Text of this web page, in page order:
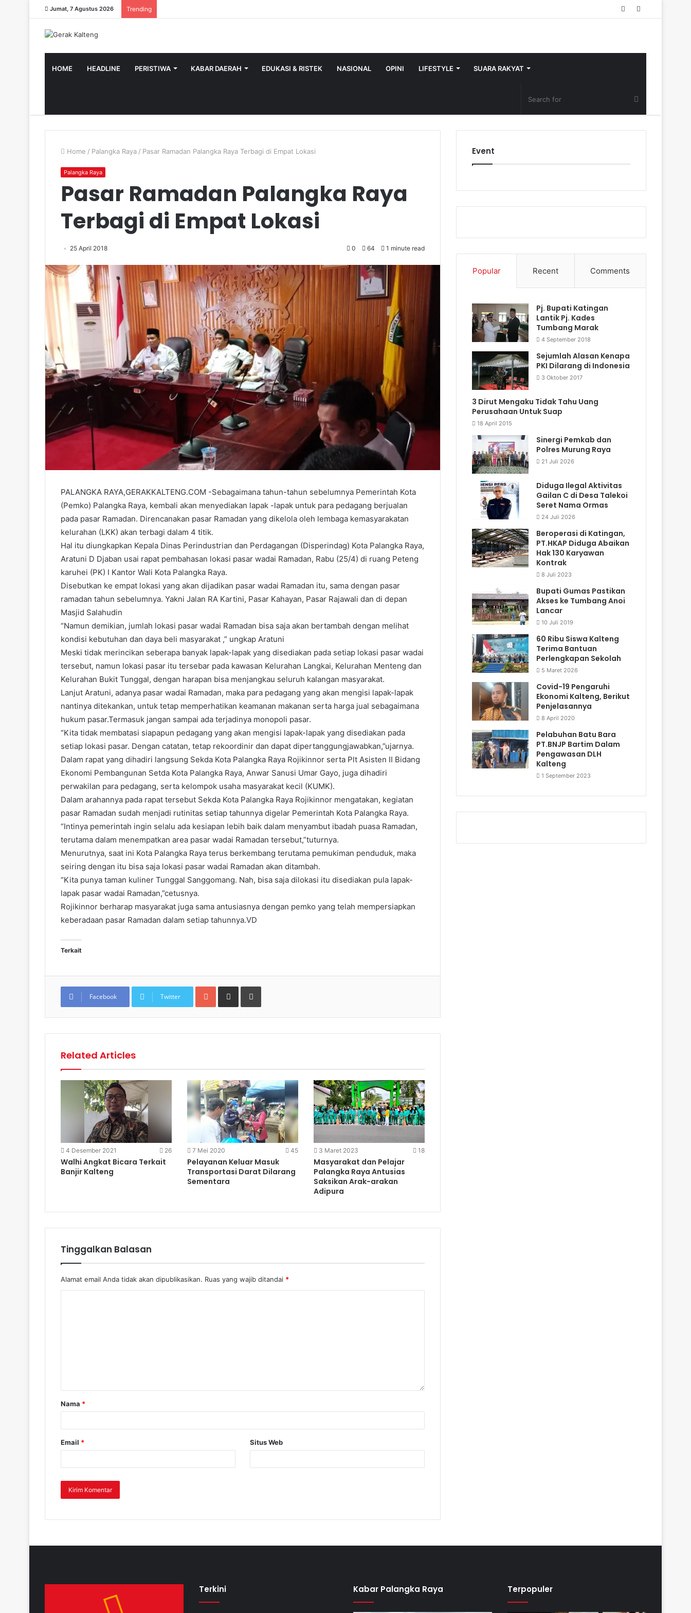
Jumat, 7 Agustus 2026 Trending Random
HOME HEADLINE PERISTIWA KABAR DAERAH EDUKASI & RISTEK NASIONAL OPINI LIFESTYLE SUARA RAKYAT
Home / Palangka Raya / Pasar Ramadan Palangka Raya Terbagi di Empat Lokasi
Palangka Raya
Pasar Ramadan Palangka Raya
Terbagi di Empat Lokasi
25 April 2018 0 64 1 minute read
PALANGKA RAYA,GERAKKALTENG.COM -Sebagaimana tahun-tahun sebelumnya Pemerintah Kota
(Pemko) Palangka Raya, kembali akan menyediakan lapak -lapak untuk para pedagang berjualan
pada pasar Ramadan. Direncanakan pasar Ramadan yang dikelola oleh lembaga kemasyarakatan
kelurahan (LKK) akan terbagi dalam 4 titik.
Hal itu diungkapkan Kepala Dinas Perindustrian dan Perdagangan (Disperindag) Kota Palangka Raya,
Aratuni D Djaban usai rapat pembahasan lokasi pasar wadai Ramadan, Rabu (25/4) di ruang Peteng
karuhei (PK) I Kantor Wali Kota Palangka Raya.
Disebutkan ke empat lokasi yang akan dijadikan pasar wadai Ramadan itu, sama dengan pasar
ramadan tahun sebelumnya. Yakni Jalan RA Kartini, Pasar Kahayan, Pasar Rajawali dan di depan
Masjid Salahudin
“Namun demikian, jumlah lokasi pasar wadai Ramadan bisa saja akan bertambah dengan melihat
kondisi kebutuhan dan daya beli masyarakat ,” ungkap Aratuni
Meski tidak merincikan seberapa banyak lapak-lapak yang disediakan pada setiap lokasi pasar wadai
tersebut, namun lokasi pasar itu tersebar pada kawasan Kelurahan Langkai, Kelurahan Menteng dan
Kelurahan Bukit Tunggal, dengan harapan bisa menjangkau seluruh kalangan masyarakat.
Lanjut Aratuni, adanya pasar wadai Ramadan, maka para pedagang yang akan mengisi lapak-lapak
nantinya ditekankan, untuk tetap memperhatikan keamanan makanan serta harga jual sebagaimana
hukum pasar.Termasuk jangan sampai ada terjadinya monopoli pasar.
“Kita tidak membatasi siapapun pedagang yang akan mengisi lapak-lapak yang disediakan pada
setiap lokasi pasar. Dengan catatan, tetap rekoordinir dan dapat dipertanggungjawabkan,”ujarnya.
Dalam rapat yang dihadiri langsung Sekda Kota Palangka Raya Rojikinnor serta Plt Asisten II Bidang
Ekonomi Pembangunan Setda Kota Palangka Raya, Anwar Sanusi Umar Gayo, juga dihadiri
perwakilan para pedagang, serta kelompok usaha masyarakat kecil (KUMK).
Dalam arahannya pada rapat tersebut Sekda Kota Palangka Raya Rojikinnor mengatakan, kegiatan
pasar Ramadan sudah menjadi rutinitas setiap tahunnya digelar Pemerintah Kota Palangka Raya.
“Intinya pemerintah ingin selalu ada kesiapan lebih baik dalam menyambut ibadah puasa Ramadan,
terutama dalam menempatkan area pasar wadai Ramadan tersebut,”tuturnya.
Menurutnya, saat ini Kota Palangka Raya terus berkembang terutama pemukiman penduduk, maka
seiring dengan itu bisa saja lokasi pasar wadai Ramadan akan ditambah.
“Kita punya taman kuliner Tunggal Sanggomang. Nah, bisa saja dilokasi itu disediakan pula lapak-
lapak pasar wadai Ramadan,”cetusnya.
Rojikinnor berharap masyarakat juga sama antusiasnya dengan pemko yang telah mempersiapkan
keberadaan pasar Ramadan dalam setiap tahunnya.VD
Terkait
Facebook Twitter
Google+Share via Email Print
Related Articles
4 Desember 2021 26
Walhi Angkat Bicara Terkait
Banjir Kalteng
7 Mei 2020 45
Pelayanan Keluar Masuk
Transportasi Darat Dilarang
Sementara
3 Maret 2023 18
Masyarakat dan Pelajar
Palangka Raya Antusias
Saksikan Arak-arakan
Adipura
Tinggalkan Balasan
Alamat email Anda tidak akan dipublikasikan. Ruas yang wajib ditandai *
Nama *
Email * Situs Web
Event
Popular Recent Comments
Pj. Bupati Katingan
Lantik Pj. Kades
Tumbang Marak
4 September 2018
Sejumlah Alasan Kenapa
PKI Dilarang di Indonesia
3 Oktober 2017
3 Dirut Mengaku Tidak Tahu Uang
Perusahaan Untuk Suap
18 April 2015
Sinergi Pemkab dan
Polres Murung Raya
21 Juli 2026
Diduga Ilegal Aktivitas
Gailan C di Desa Talekoi
Seret Nama Ormas
24 Juli 2026
Beroperasi di Katingan,
PT.HKAP Diduga Abaikan
Hak 130 Karyawan
Kontrak
8 Juli 2023
Bupati Gumas Pastikan
Akses ke Tumbang Anoi
Lancar
10 Juli 2019
60 Ribu Siswa Kalteng
Terima Bantuan
Perlengkapan Sekolah
5 Maret 2026
Covid-19 Pengaruhi
Ekonomi Kalteng, Berikut
Penjelasannya
8 April 2020
Pelabuhan Batu Bara
PT.BNJP Bartim Dalam
Pengawasan DLH
Kalteng
1 September 2023
Terkini Kabar Palangka Raya Terpopuler